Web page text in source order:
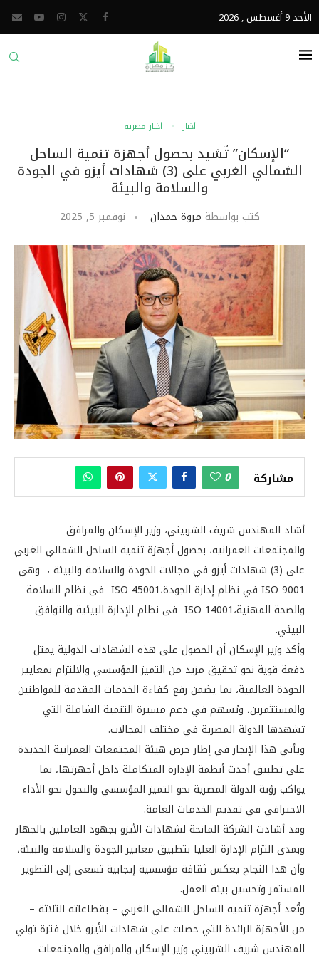
الأحد 9 أغسطس , 2026
أخبار أخبار مصرية
“الإسكان” تُشيد بحصول أجهزة تنمية الساحل
الشمالي الغربي على (3) شهادات أيزو في الجودة
والسلامة والبيئة
كتب بواسطة مروة حمدان نوفمبر 5, 2025
مشاركة 0
أشاد المهندس شريف الشربيني، وزير الإسكان والمرافق
والمجتمعات العمرانية، بحصول أجهزة تنمية الساحل الشمالي الغربي
على (3) شهادات أيزو في مجالات الجودة والسلامة والبيئة ، وهي
ISO 9001 في نظام إدارة الجودة،ISO 45001 فى نظام السلامة
والصحة المهنية،ISO 14001 فى نظام الإدارة البيئية والتوافق
البيئي.
وأكد وزير الإسكان أن الحصول على هذه الشهادات الدولية يمثل
دفعة قوية نحو تحقيق مزيد من التميز المؤسسي والالتزام بمعايير
الجودة العالمية، بما يضمن رفع كفاءة الخدمات المقدمة للمواطنين
والمستثمرين، ويُسهم في دعم مسيرة التنمية الشاملة التي
تشهدها الدولة المصرية في مختلف المجالات.
ويأتي هذا الإنجاز في إطار حرص هيئة المجتمعات العمرانية الجديدة
على تطبيق أحدث أنظمة الإدارة المتكاملة داخل أجهزتها، بما
يواكب رؤية الدولة المصرية نحو التميز المؤسسي والتحول نحو الأداء
الاحترافي في تقديم الخدمات العامة.
وقد أشادت الشركة المانحة لشهادات الأيزو بجهود العاملين بالجهاز
وبمدى التزام الإدارة العليا بتطبيق معايير الجودة والسلامة والبيئة،
وأن هذا النجاح يعكس ثقافة مؤسسية إيجابية تسعى إلى التطوير
المستمر وتحسين بيئة العمل.
وتُعد أجهزة تنمية الساحل الشمالي الغربي – بقطاعاته الثلاثة –
من الأجهزة الرائدة التي حصلت على شهادات الأيزو خلال فترة تولي
المهندس شريف الشربيني وزير الإسكان والمرافق والمجتمعات